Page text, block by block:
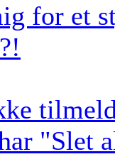
for et
"Slet